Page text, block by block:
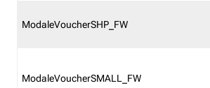
ModaleVoucherSHP_FW
ModaleVoucherSMALL_FW